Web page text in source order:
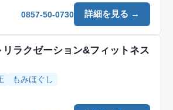
詳細を見る →
0857-50-0730
ラクゼーション&フィットネス
もみほぐし